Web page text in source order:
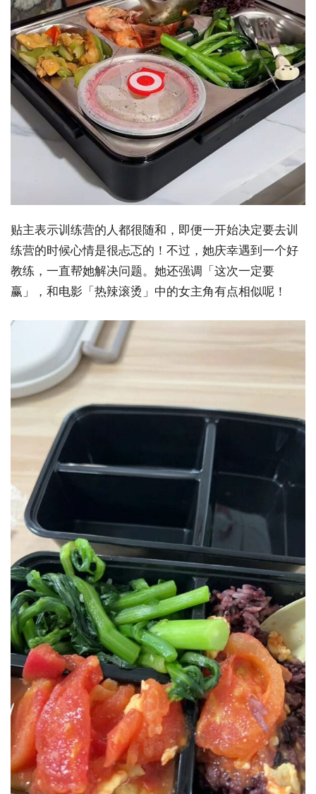
贴主表示训练营的人都很随和，即便一开始决定要去训
练营的时候心情是很忐忑的！不过，她庆幸遇到一个好
教练，一直帮她解决问题。她还强调「这次一定要
赢」，和电影「热辣滚烫」中的女主角有点相似呢！